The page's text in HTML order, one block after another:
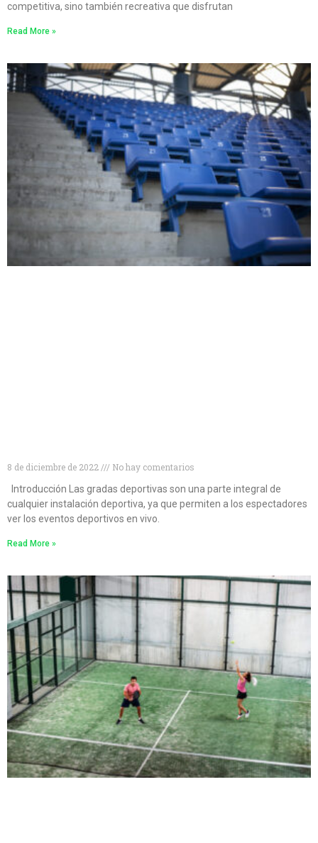
competitiva, sino también recreativa que disfrutan
Read More »
8 de diciembre de 2022
No hay comentarios
Introducción Las gradas deportivas son una parte integral de
cualquier instalación deportiva, ya que permiten a los espectadores
ver los eventos deportivos en vivo.
Read More »